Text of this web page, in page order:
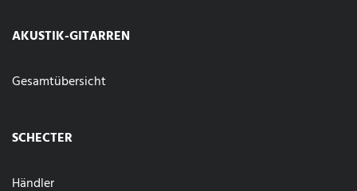
AKUSTIK-GITARREN
Gesamtübersicht
SCHECTER
Händler